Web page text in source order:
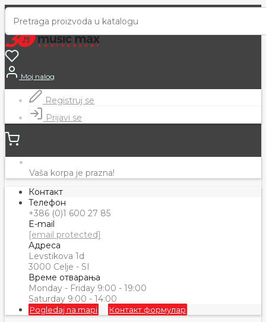
Moj nalog
Registruj se
Prijavi se
Vaša korpa je prazna!
Контакт
Телефон
+386 (0)1 600 27 85
E-mail
[email protected]
Адреса
Levstikova 1d
3000 Celje - SI
Време отварања
Monday - Friday 9:00 - 19:00
Saturday 9:00 - 14:00
Pogledaj na mapi Контакт формулар